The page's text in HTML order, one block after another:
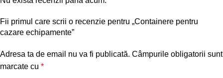
Fii primul care scrii o recenzie pentru „Containere pentru
cazare echipamente”
Adresa ta de email nu va fi publicată. Câmpurile obligatorii sunt
marcate cu *